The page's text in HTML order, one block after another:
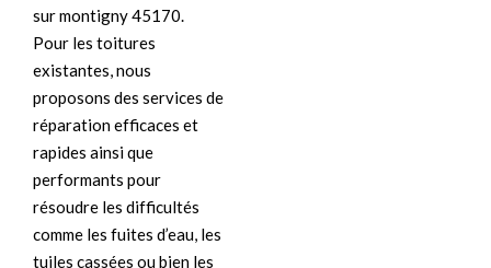
sur montigny 45170.
Pour les toitures
existantes, nous
proposons des services de
réparation efficaces et
rapides ainsi que
performants pour
résoudre les difficultés
comme les fuites d’eau, les
tuiles cassées ou bien les